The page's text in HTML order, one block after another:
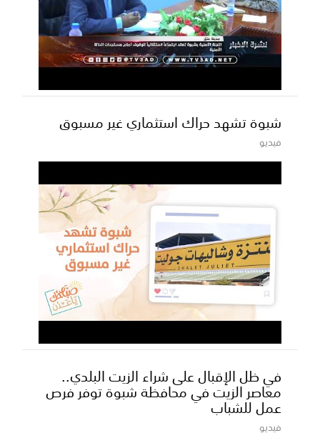
شبوة تشهد حراك استثماري غير مسبوق
فيديو
في ظل الإقبال على شراء الزيت البلدي..
معاصر الزيت في محافظة شبوة توفر فرص
عمل للشباب
فيديو